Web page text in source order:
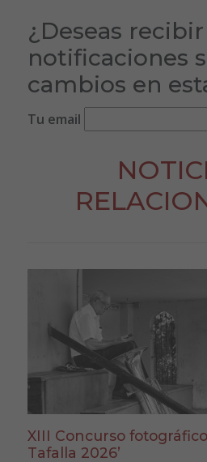
¿Deseas recibir
notificaciones
cambios en
Tu email
XIII Concurso fotográfico
Tafalla 2026’